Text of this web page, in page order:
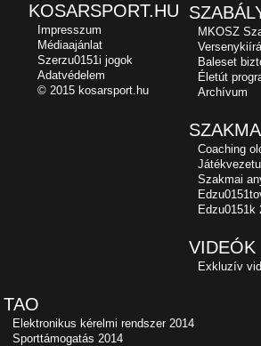
MKOSZ
Baleset
Életút
Archívum
SZAKMA
Coaching
Szakmai
Edzu0151k
VIDEÓK
Exkluzív
TAO
Elektronikus kérelmi rendszer 2014
Sporttámogatás 2014
KOSARSPORT.HU
Impresszum
Médiaajánlat
Szerzu0151i jogok
Adatvédelem
© 2015 kosarsport.hu